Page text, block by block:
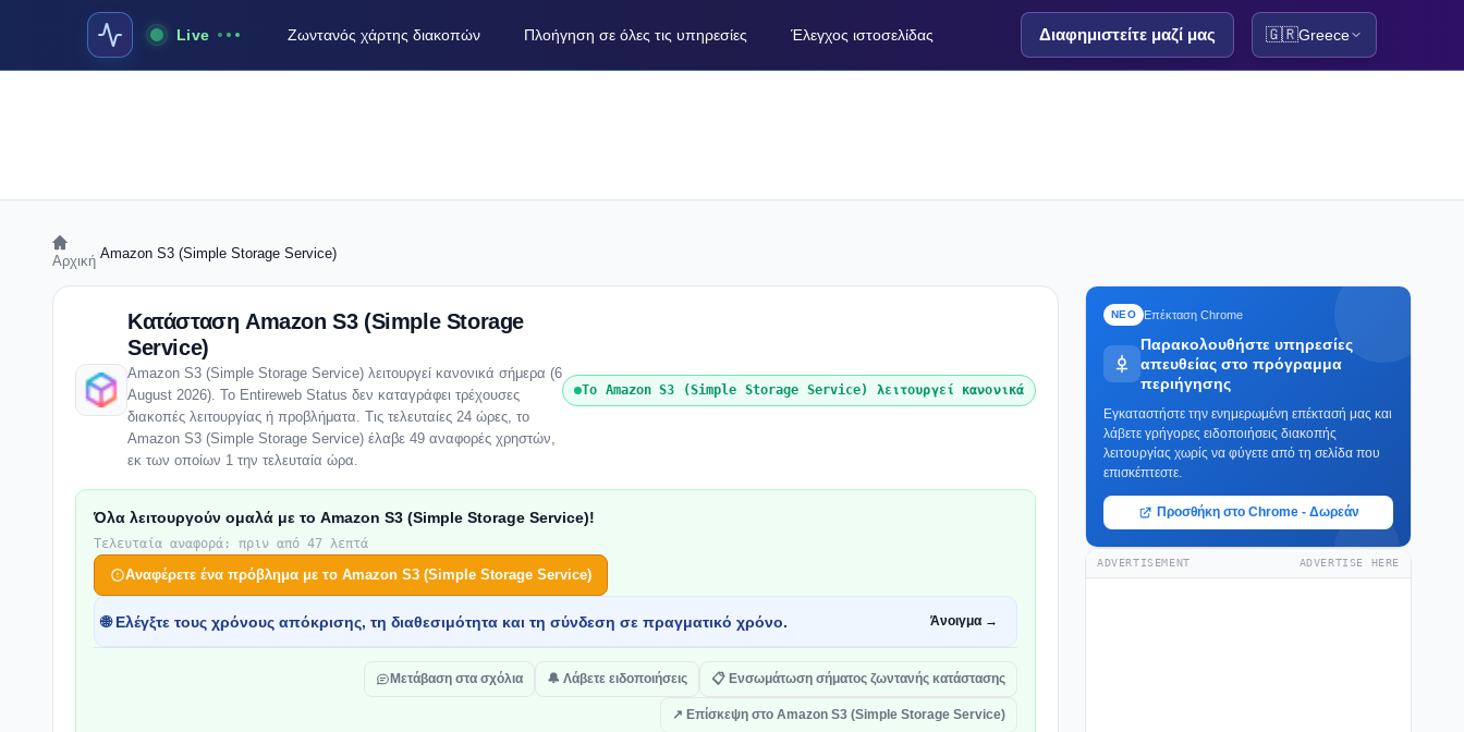
Live Ζωντανός χάρτης διακοπών Πλοήγηση σε όλες τις υπηρεσίες Έλεγχος ιστοσελίδας Διαφημιστείτε μαζί μας 🇬🇷Greece
Αρχική Amazon S3 (Simple Storage Service)
Κατάσταση Amazon S3 (Simple Storage
Service)
Amazon S3 (Simple Storage Service) λειτουργεί κανονικά σήμερα (6
August 2026). Το Entireweb Status δεν καταγράφει τρέχουσες
διακοπές λειτουργίας ή προβλήματα. Τις τελευταίες 24 ώρες, το
Amazon S3 (Simple Storage Service) έλαβε 49 αναφορές χρηστών,
εκ των οποίων 1 την τελευταία ώρα.
Το Amazon S3 (Simple Storage Service) λειτουργεί κανονικά
Όλα λειτουργούν ομαλά με το Amazon S3 (Simple Storage Service)!
Τελευταία αναφορά: πριν από 47 λεπτά
Αναφέρετε ένα πρόβλημα με το Amazon S3 (Simple Storage Service)
🌐 Ελέγξτε τους χρόνους απόκρισης, τη διαθεσιμότητα και τη σύνδεση σε πραγματικό χρόνο. Άνοιγμα →
Μετάβαση στα σχόλια 🔔 Λάβετε ειδοποιήσεις 📋 Ενσωμάτωση σήματος ζωντανής κατάστασης
↗ Επίσκεψη στο Amazon S3 (Simple Storage Service)
ΝΕΟ Επέκταση Chrome
Παρακολουθήστε υπηρεσίες
απευθείας στο πρόγραμμα
περιήγησης
Εγκαταστήστε την ενημερωμένη επέκτασή μας και
λάβετε γρήγορες ειδοποιήσεις διακοπής
λειτουργίας χωρίς να φύγετε από τη σελίδα που
επισκέπτεστε.
Προσθήκη στο Chrome - Δωρεάν
ADVERTISEMENT ADVERTISE HERE